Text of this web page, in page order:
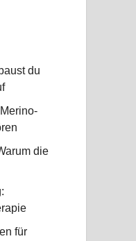
du
die
für